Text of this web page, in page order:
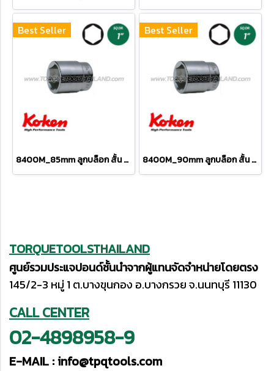
Best Seller
8400M_85mm ลูกบล็อก สั้น 6P (SQ.DR 1") Hand Sockets
Best Seller
8400M_90mm ลูกบล็อก สั้น 6P (SQ.DR 1") Hand Sockets
TORQUETOOLSTHAILAND
ศูนย์รวมประแจปอนด์ชั้นนำจากผู้แทนจัดจำหน่ายโดยตรง
145/2-3 หมู่ 1 ต.บางขุนกอง อ.บางกรวย จ.นนทบุรี 11130
CALL CENTER
02-4898958-9
E-MAIL :info@tpqtools.com